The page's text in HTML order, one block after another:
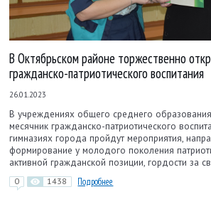
В Октябрьском районе торжественно
гражданско-патриотического воспитания
26.01.2023
В учреждениях общего среднего
месячник гражданско-патриотического
гимназиях города пройдут мероприятия,
формирование у молодого поколения
активной гражданской позиции, гордости за
0 1438 Подробнее